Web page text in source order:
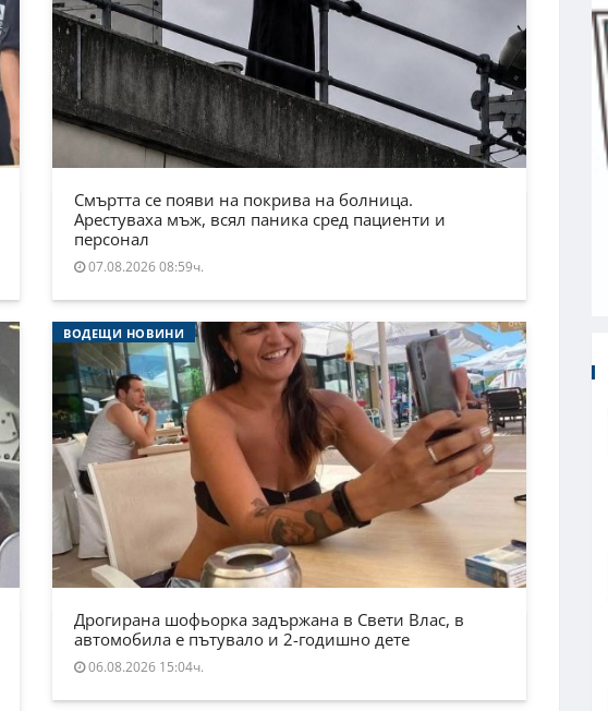
Смъртта се появи на покрива на болница.
Арестуваха мъж, всял паника сред пациенти и
персонал
07.08.2026 08:59ч.
ВОДЕЩИ НОВИНИ
Дрогирана шофьорка задържана в Свети Влас, в
автомобила е пътувало и 2-годишно дете
06.08.2026 15:04ч.